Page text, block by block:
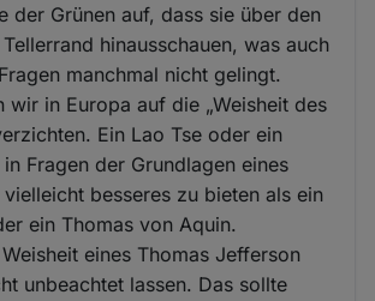
der Grünen auf, dass sie über den
hinausschauen, was auch
manchmal nicht gelingt.
wir in Europa auf die „Weisheit des
Ein Lao Tse oder ein
Fragen der Grundlagen eines
vielleicht besseres zu bieten als ein
ein Thomas von Aquin.
eines Thomas Jefferson
unbeachtet lassen. Das sollte